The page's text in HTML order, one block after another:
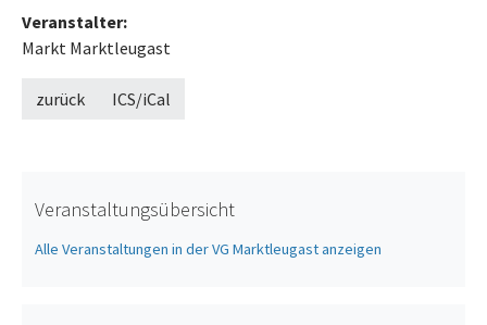
Veranstalter:
Markt Marktleugast
zurück ICS/iCal
Veranstaltungsübersicht
Alle Veranstaltungen in der VG Marktleugast anzeigen